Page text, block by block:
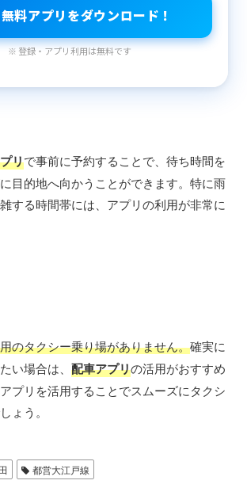
料アプリをダウンロード！
※ 登録・アプリ利用は無料です
リで事前に予約することで、待ち時間を
目的地へ向かうことができます。特に雨
する時間帯には、アプリの利用が非常に
のタクシー乗り場がありません。確実に
い場合は、 配車アプリの活用がおすすめ
プリを活用することでスムーズにタクシ
ょう。
都営大江戸線